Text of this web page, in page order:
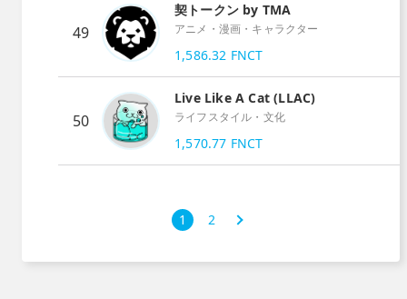
49
契トークン by TMA
アニメ・漫画・キャラクター
1,586.32 FNCT
50
Live Like A Cat (LLAC)
ライフスタイル・文化
1,570.77 FNCT
1 2